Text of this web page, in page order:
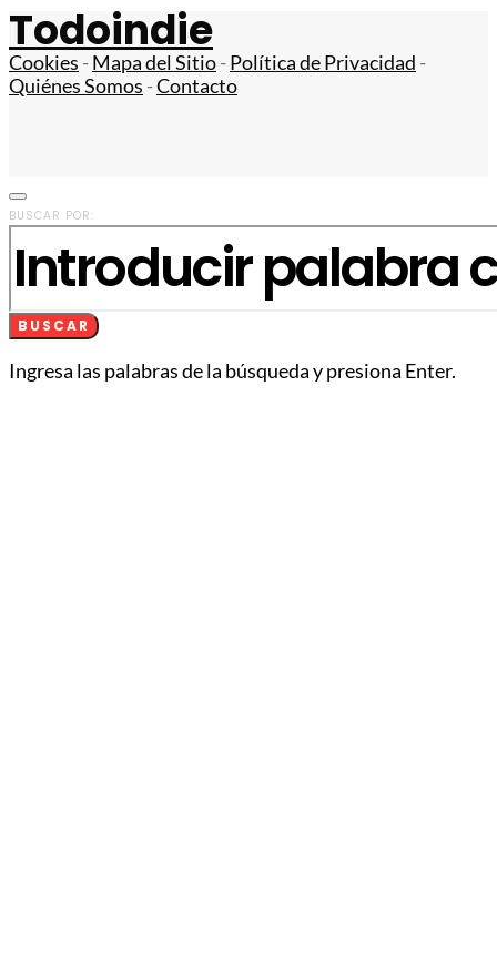
Todoindie
Cookies -Mapa del Sitio-Política de Privacidad -
Quiénes Somos -Contacto
BUSCAR POR:
BUSCAR
Ingresa las palabras de la búsqueda y presiona Enter.